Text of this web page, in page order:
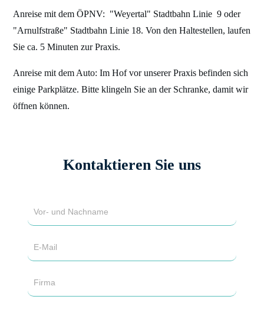
Anreise mit dem ÖPNV: "Weyertal" Stadtbahn Linie 9 oder
"Arnulfstraße" Stadtbahn Linie 18. Von den Haltestellen, laufen
Sie ca. 5 Minuten zur Praxis.
Anreise mit dem Auto: Im Hof vor unserer Praxis befinden sich
einige Parkplätze. Bitte klingeln Sie an der Schranke, damit wir
öffnen können.
Kontaktieren Sie uns